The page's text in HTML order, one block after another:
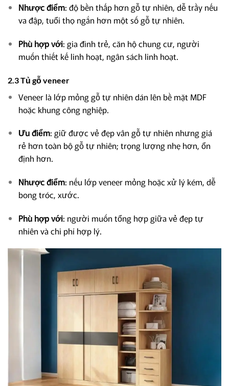
Nhược điểm: độ bền thấp hơn gỗ tự nhiên, dễ trầy nếu
va đập, tuổi thọ ngắn hơn một số gỗ tự nhiên.
Phù hợp với: gia đình trẻ, căn hộ chung cư, người
muốn thiết kế linh hoạt, ngân sách linh hoạt.
2.3 Tủ gỗ veneer
Veneer là lớp mỏng gỗ tự nhiên dán lên bề mặt MDF
hoặc khung công nghiệp.
Ưu điểm: giữ được vẻ đẹp vân gỗ tự nhiên nhưng giá
rẻ hơn toàn bộ gỗ tự nhiên; trọng lượng nhẹ hơn, ổn
định hơn.
Nhược điểm: nếu lớp veneer mỏng hoặc xử lý kém, dễ
bong tróc, xước.
Phù hợp với: người muốn tổng hợp giữa vẻ đẹp tự
nhiên và chi phí hợp lý.